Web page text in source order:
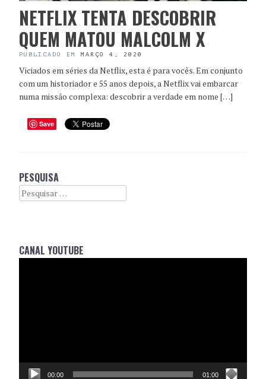
NETFLIX TENTA DESCOBRIR
QUEM MATOU MALCOLM X
PUBLICADO EM MARÇO 4, 2020
Viciados em séries da Netflix, esta é para vocês. Em conjunto
com um historiador e 55 anos depois, a Netflix vai embarcar
numa missão complexa: descobrir a verdade em nome […]
Save
PESQUISA
Search
CANAL YOUTUBE
00:00 01:00